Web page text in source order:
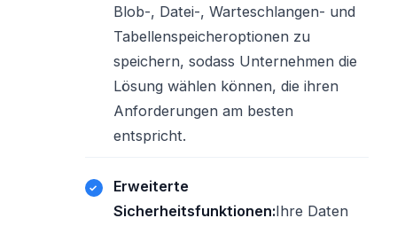
Blob-, Datei-, Warteschlangen- und
Tabellenspeicheroptionen zu
speichern, sodass Unternehmen die
Lösung wählen können, die ihren
Anforderungen am besten
entspricht.
Erweiterte
Sicherheitsfunktionen:Ihre Daten